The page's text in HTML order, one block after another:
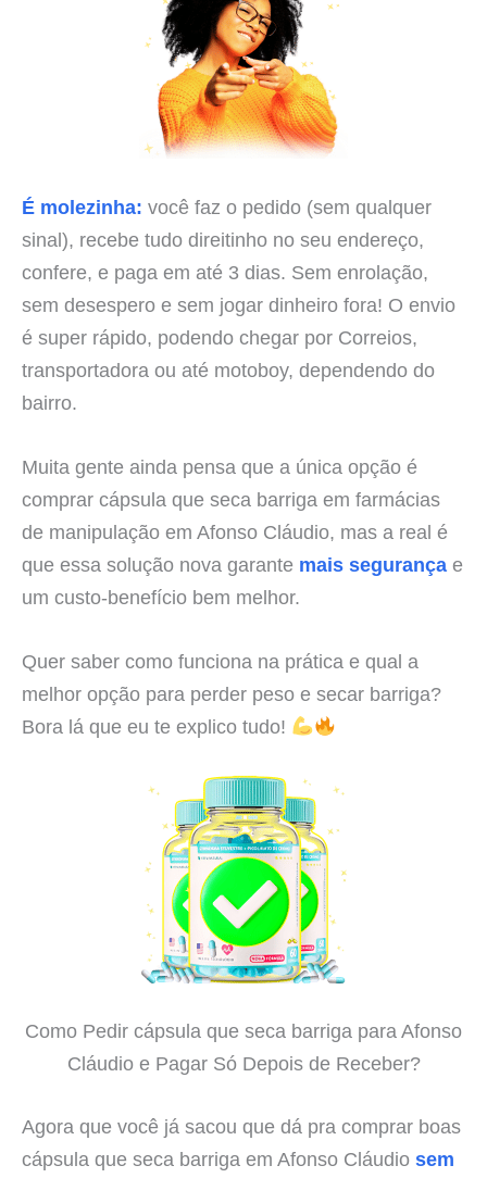
É molezinha: você faz o pedido (sem qualquer
sinal), recebe tudo direitinho no seu endereço,
confere, e paga em até 3 dias. Sem enrolação,
sem desespero e sem jogar dinheiro fora! O envio
é super rápido, podendo chegar por Correios,
transportadora ou até motoboy, dependendo do
bairro.
Muita gente ainda pensa que a única opção é
comprar cápsula que seca barriga em farmácias
de manipulação em Afonso Cláudio, mas a real é
que essa solução nova garante mais segurança e
um custo-benefício bem melhor.
Quer saber como funciona na prática e qual a
melhor opção para perder peso e secar barriga?
Bora lá que eu te explico tudo!
Como Pedir cápsula que seca barriga para Afonso
Cláudio e Pagar Só Depois de Receber?
Agora que você já sacou que dá pra comprar boas
cápsula que seca barriga em Afonso Cláudio sem